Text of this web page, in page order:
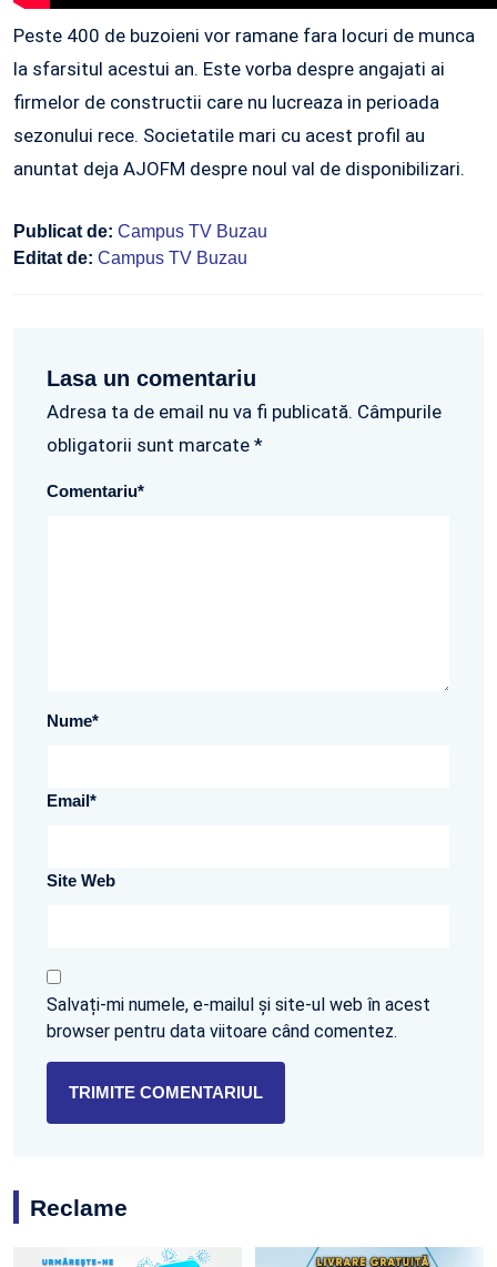
Peste 400 de buzoieni vor ramane fara locuri de munca
la sfarsitul acestui an. Este vorba despre angajati ai
firmelor de constructii care nu lucreaza in perioada
sezonului rece. Societatile mari cu acest profil au
anuntat deja AJOFM despre noul val de disponibilizari.
Publicat de: Campus TV Buzau
Editat de: Campus TV Buzau
Lasa un comentariu
Adresa ta de email nu va fi publicată. Câmpurile
obligatorii sunt marcate *
Comentariu*
Nume*
Email*
Site Web
Salvați-mi numele, e-mailul și site-ul web în acest
browser pentru data viitoare când comentez.
Reclame